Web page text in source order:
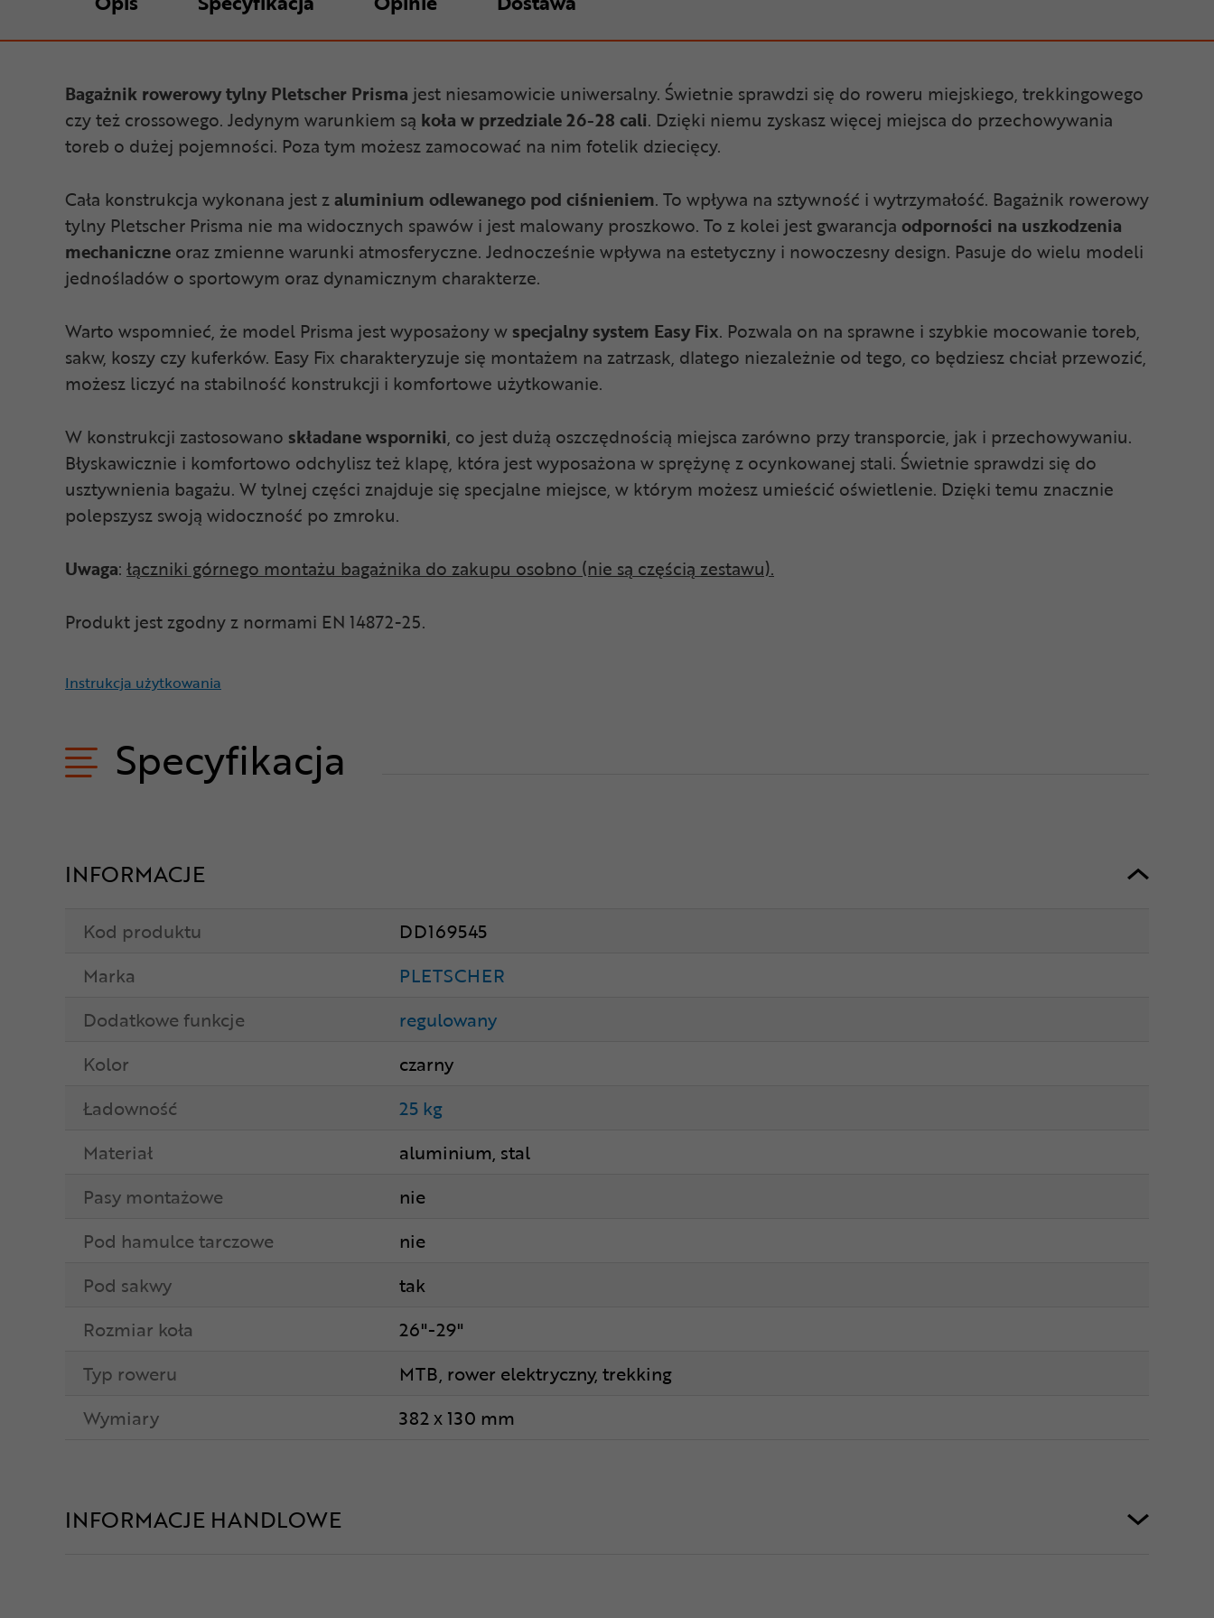
Bagażnik rowerowy tylny Pletscher Prisma jest niesamowicie uniwersalny. Świetnie sprawdzi się do roweru miejskiego, trekkingowego
czy też crossowego. Jedynym warunkiem są koła w przedziale 26-28 cali. Dzięki niemu zyskasz więcej miejsca do przechowywania
toreb o dużej pojemności. Poza tym możesz zamocować na nim fotelik dziecięcy.
Cała konstrukcja wykonana jest zaluminium odlewanego pod ciśnieniem. To wpływa na sztywność i wytrzymałość. Bagażnik rowerowy
tylny Pletscher Prisma nie ma widocznych spawów i jest malowany proszkowo. To z kolei jest gwarancja odporności na uszkodzenia
mechaniczne oraz zmienne warunki atmosferyczne. Jednocześnie wpływa na estetyczny i nowoczesny design. Pasuje do wielu modeli
jednośladów o sportowym oraz dynamicznym charakterze.
Warto wspomnieć, że model Prisma jest wyposażony w specjalny system Easy Fix. Pozwala on na sprawne i szybkie mocowanie toreb,
sakw, koszy czy kuferków. Easy Fix charakteryzuje się montażem na zatrzask, dlatego niezależnie od tego, co będziesz chciał przewozić,
możesz liczyć na stabilność konstrukcji i komfortowe użytkowanie.
W konstrukcji zastosowano składane wsporniki, co jest dużą oszczędnością miejsca zarówno przy transporcie, jak i przechowywaniu.
Błyskawicznie i komfortowo odchylisz też klapę, która jest wyposażona w sprężynę z ocynkowanej stali. Świetnie sprawdzi się do
usztywnienia bagażu. W tylnej części znajduje się specjalne miejsce, w którym możesz umieścić oświetlenie. Dzięki temu znacznie
polepszysz swoją widoczność po zmroku.
Uwaga: łączniki górnego montażu bagażnika do zakupu osobno (nie są częścią zestawu).
Produkt jest zgodny z normami EN 14872-25.
Instrukcja użytkowania
Specyfikacja
INFORMACJE
Kod produktu
DD169545
Marka
PLETSCHER
Dodatkowe funkcje
regulowany
Kolor
czarny
Ładowność
25 kg
Materiał
aluminium, stal
Pasy montażowe
nie
Pod hamulce tarczowe
nie
Pod sakwy
tak
Rozmiar koła
26"-29"
Typ roweru
MTB, rower elektryczny, trekking
Wymiary
382 x 130 mm
INFORMACJE HANDLOWE